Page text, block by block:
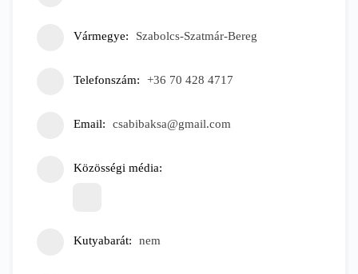
Vármegye Szabolcs-Szatmár-Bereg
Telefonszám +36 70 428 4717
Email csabibaksa@gmail.com
Közösségi média
Kutyabarát nem